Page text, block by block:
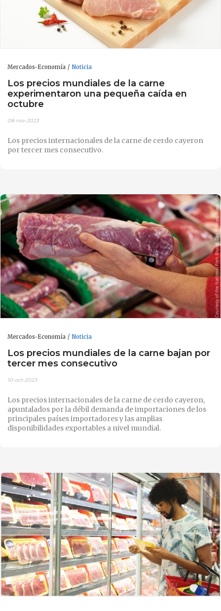
Mercados-Economía Noticia
Los precios mundiales de la carne
experimentaron una pequeña caída en
octubre
08-nov-2023
Los precios internacionales de la carne de cerdo cayeron
por tercer mes consecutivo.
Mercados-Economía Noticia
Los precios mundiales de la carne bajan por
tercer mes consecutivo
10-oct-2023
Los precios internacionales de la carne de cerdo cayeron,
apuntalados por la débil demanda de importaciones de los
principales países importadores y las amplias
disponibilidades exportables a nivel mundial.